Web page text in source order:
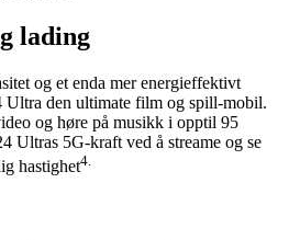
lading
og et enda mer energieffektivt
Ultra den ultimate film og spill-mobil.
og høre på musikk i opptil 95
Ultras 5G-kraft ved å streame og se
hastighet4.